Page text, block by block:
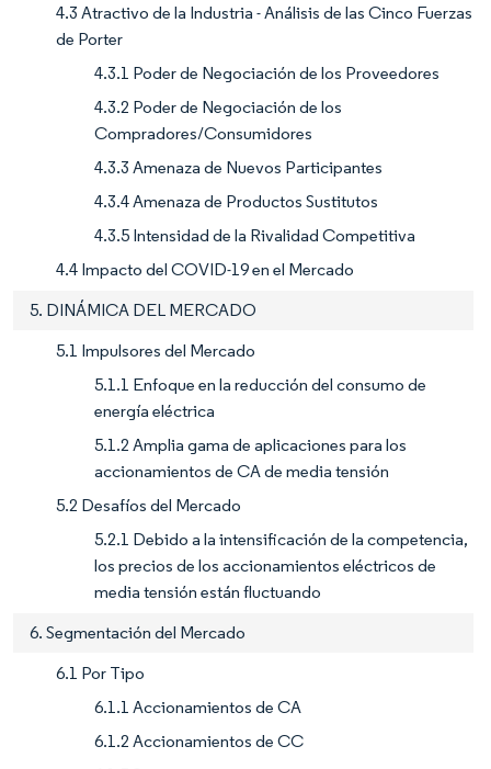
4.3 Atractivo de la Industria - Análisis de las Cinco Fuerzas
de Porter
4.3.1 Poder de Negociación de los Proveedores
4.3.2 Poder de Negociación de los
Compradores/Consumidores
4.3.3 Amenaza de Nuevos Participantes
4.3.4 Amenaza de Productos Sustitutos
4.3.5 Intensidad de la Rivalidad Competitiva
4.4 Impacto del COVID-19 en el Mercado
5. DINÁMICA DEL MERCADO
5.1 Impulsores del Mercado
5.1.1 Enfoque en la reducción del consumo de
energía eléctrica
5.1.2 Amplia gama de aplicaciones para los
accionamientos de CA de media tensión
5.2 Desafíos del Mercado
5.2.1 Debido a la intensificación de la competencia,
los precios de los accionamientos eléctricos de
media tensión están fluctuando
6. Segmentación del Mercado
6.1 Por Tipo
6.1.1 Accionamientos de CA
6.1.2 Accionamientos de CC